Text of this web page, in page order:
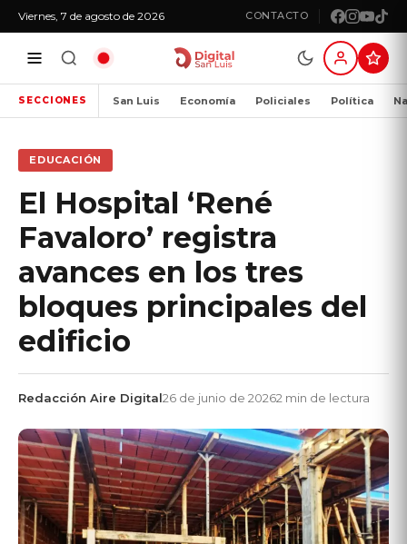
Viernes, 7 de agosto de 2026 CONTACTO
SECCIONES San Luis Economía Policiales Política
EDUCACIÓN
El Hospital ‘René
Favaloro’ registra
avances en los tres
bloques principales del
edificio
Redacción Aire Digital26 de junio de 20262 min de lectura